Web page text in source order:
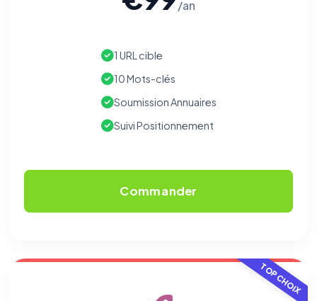
/an
1 URL cible
10 Mots-clés
Soumission Annuaires
Suivi Positionnement
Commander
TOP CHOIX
⚙️
Nécessaires au fonctionnement du site : session, sécurité,